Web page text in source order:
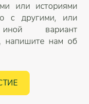
или историями
с другими, или
вариант
напишите нам об